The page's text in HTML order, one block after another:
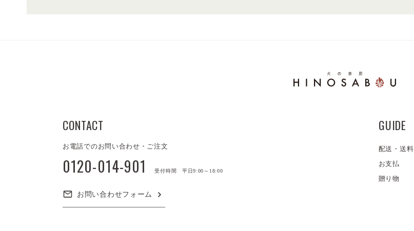
CONTACT
お電話でのお問い合わせ・ご注文
0120-014-901 受付時間 平日9:00～18:00
お問い合わせフォーム
GUIDE
配送・送料
お支払
贈り物